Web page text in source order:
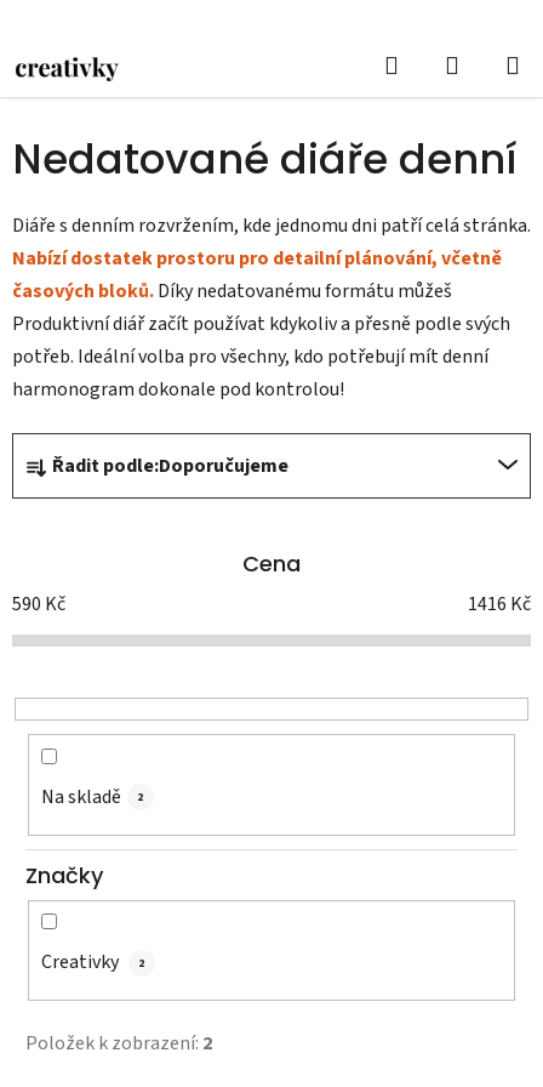
obsah
Hledat
KOŠÍK
Domů
/ DIÁŘE / Nedatované diáře
Nedatované diáře denní
Diáře s denním rozvržením, kde jednomu dni patří celá stránka.
Nabízí dostatek prostoru pro detailní plánování, včetně
časových bloků.Díky nedatovanému formátu můžeš
Produktivní diář začít používat kdykoliv a přesně podle svých
potřeb. Ideální volba pro všechny, kdo potřebují mít denní
harmonogram dokonale pod kontrolou!
Ř
a
z
í
p
o
d
ů
Řadit podle:Doporučujeme
Cena
590 Kč 1416 Kč
Na skladě 2
Značky
Creativky 2
Položek k zobrazení: 2